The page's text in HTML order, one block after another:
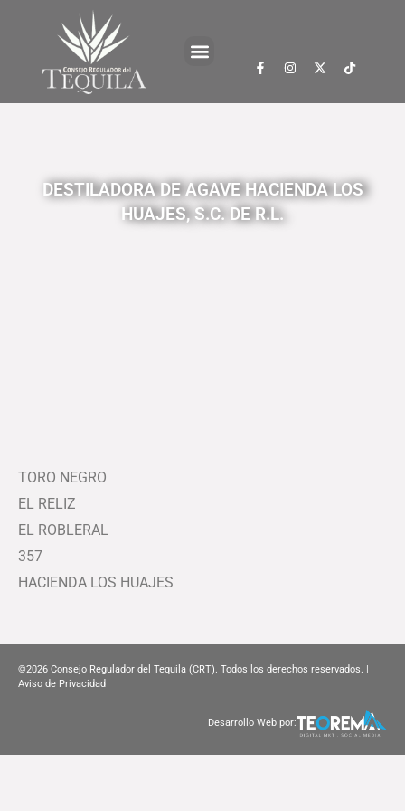
DESTILADORA DE AGAVE HACIENDA LOS
HUAJES, S.C. DE R.L.
TORO NEGRO
EL RELIZ
EL ROBLERAL
357
HACIENDA LOS HUAJES
©2026 Consejo Regulador del Tequila (CRT). Todos los derechos reservados. |
Aviso de Privacidad
Desarrollo Web por: